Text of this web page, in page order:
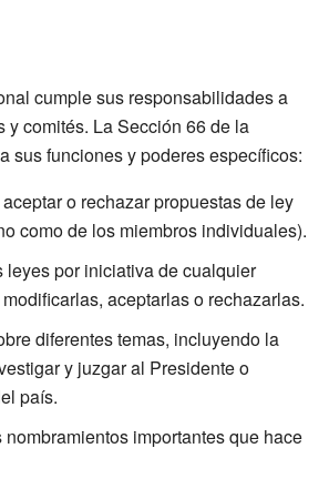
cumple sus responsabilidades a
y comités. La Sección 66 de la
sus funciones y poderes específicos:
o rechazar propuestas de ley
como de los miembros individuales).
leyes por iniciativa de cualquier
aceptarlas o rechazarlas.
diferentes temas, incluyendo la
y juzgar al Presidente o
país.
importantes que hace